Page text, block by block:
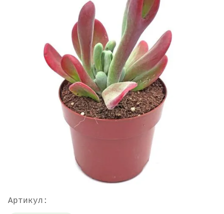
Артикул: